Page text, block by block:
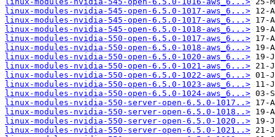
linux-modules-nvidia-545-open-6.5.0-1017-aws_6...>
linux-modules-nvidia-545-open-6.5.0-1017-aws_6...>
linux-modules-nvidia-545-open-6.5.0-1018-aws_6...>
linux-modules-nvidia-550-open-6.5.0-1017-aws_6...>
linux-modules-nvidia-550-open-6.5.0-1018-aws_6...>
linux-modules-nvidia-550-open-6.5.0-1020-aws_6...>
linux-modules-nvidia-550-open-6.5.0-1021-aws_6...>
linux-modules-nvidia-550-open-6.5.0-1022-aws_6...>
linux-modules-nvidia-550-open-6.5.0-1023-aws_6...>
linux-modules-nvidia-550-open-6.5.0-1024-aws_6...>
linux-modules-nvidia-550-server-open-6.5.0-1017..>
linux-modules-nvidia-550-server-open-6.5.0-1018..>
linux-modules-nvidia-550-server-open-6.5.0-1020..>
linux-modules-nvidia-550-server-open-6.5.0-1021..>